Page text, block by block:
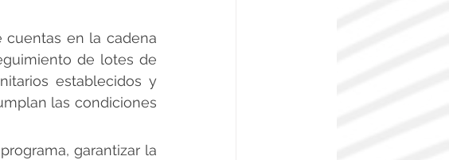
cuentas en la cadena
de lotes de
establecidos y
las condiciones
garantizar la